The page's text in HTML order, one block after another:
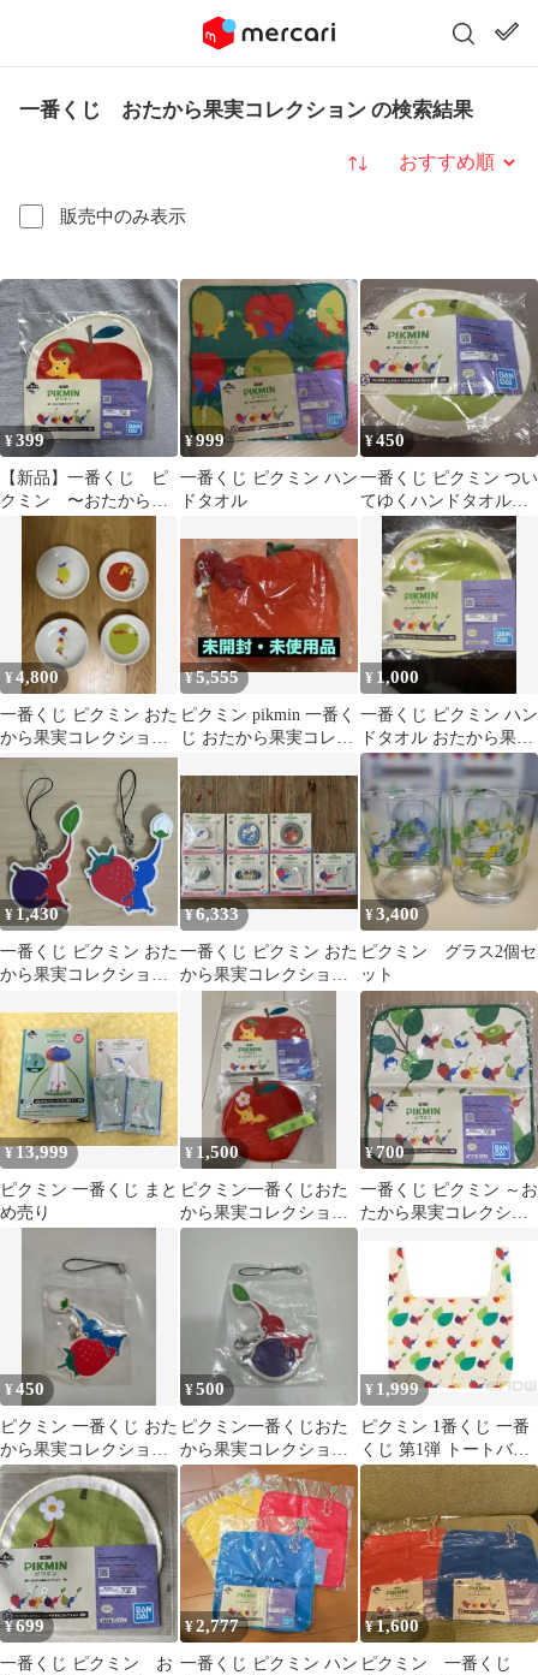
一番くじ おたから果実コレクション の検索結果
販売中のみ表示
並び替え
¥399
【新品】一番くじ ピ
クミン 〜おたから果
賞 ハンドタオル
¥999
一番くじ ピクミン ハン
ドタオル
¥450
一番くじ ピクミン つい
てゆくハンドタオルコ
レクション 赤ピクミン
¥4,800
一番くじ ピクミン おた
から果実コレクショ
ン E賞 小皿４枚セ
ット
¥5,555
ピクミン pikmin 一番く
じ おたから果実コレク
¥ 1,000
一番くじ ピクミン ハン
ドタオル おたから果実
コレクション
¥ 1,430
一番くじ ピクミン おた
から果実コレクション
¥6,333
一番くじ ピクミン おた
から果実コレクション
F賞 7点 コンプリー
ト ②
¥3,400
ピクミン グラス2個セ
ット
¥13,999
ピクミン 一番くじ まと
め売り
¥ 1,500
ピクミン一番くじおた
から果実コレクション
G賞ハンドタオル&ポー
¥700
一番くじ ピクミン ～お
たから果実コレクショ
¥450
ピクミン 一番くじ おた
から果実コレクション
F賞 ラバーチャーム
¥500
ピクミン一番くじおた
から果実コレクションF
賞ラバーチャーム
¥ 1,999
ピクミン 1番くじ 一番
くじ 第1弾 トートバッ
グ おたから果物コレク
ション
¥699
一番くじ ピクミン お
¥2,777
一番くじ ピクミン ハン
¥1,600
ピクミン 一番くじ